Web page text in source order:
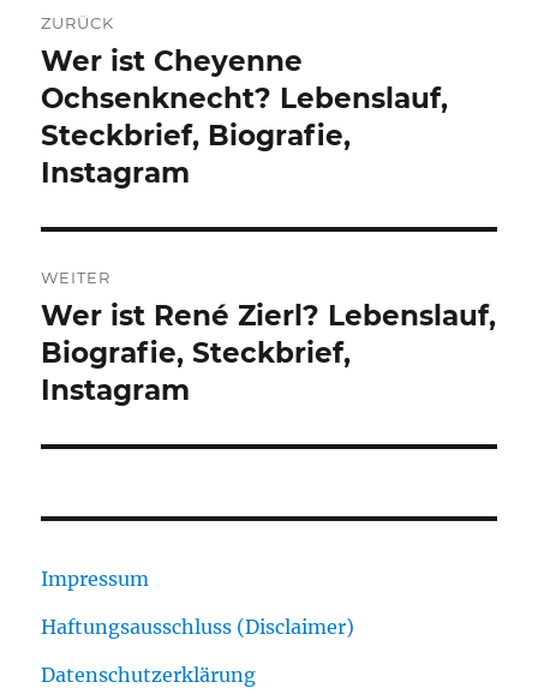
ZURÜCK
Vorheriger
Beitrag:
Wer ist Cheyenne
Ochsenknecht? Lebenslauf,
Steckbrief, Biografie,
Instagram
WEITER
Nächster
Beitrag:
Wer ist René Zierl? Lebenslauf,
Biografie, Steckbrief,
Instagram
Impressum
Haftungsausschluss (Disclaimer)
Datenschutzerklärung